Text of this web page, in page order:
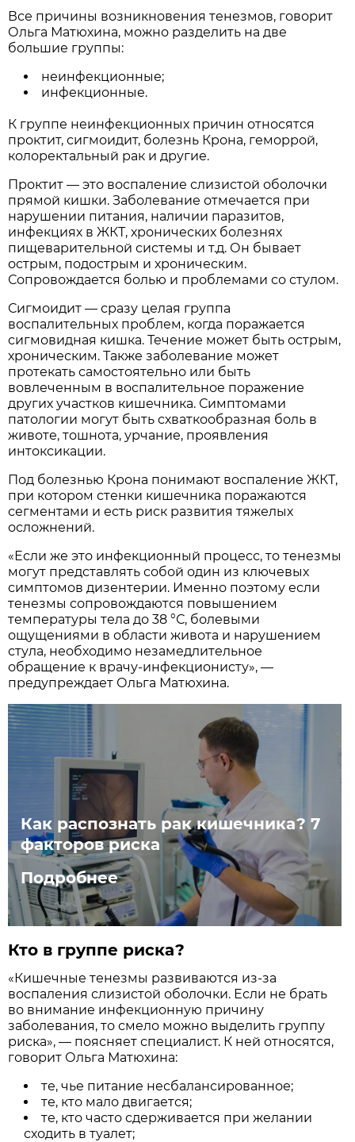
Все причины возникновения тенезмов, говорит
Ольга Матюхина, можно разделить на две
большие группы:
неинфекционные;
инфекционные.
К группе неинфекционных причин относятся
проктит, сигмоидит, болезнь Крона, геморрой,
колоректальный рак и другие.
Проктит — это воспаление слизистой оболочки
прямой кишки. Заболевание отмечается при
нарушении питания, наличии паразитов,
инфекциях в ЖКТ, хронических болезнях
пищеварительной системы и т.д. Он бывает
острым, подострым и хроническим.
Сопровождается болью и проблемами со стулом.
Сигмоидит — сразу целая группа
воспалительных проблем, когда поражается
сигмовидная кишка. Течение может быть острым,
хроническим. Также заболевание может
протекать самостоятельно или быть
вовлеченным в воспалительное поражение
других участков кишечника. Симптомами
патологии могут быть схваткообразная боль в
животе, тошнота, урчание, проявления
интоксикации.
Под болезнью Крона понимают воспаление ЖКТ,
при котором стенки кишечника поражаются
сегментами и есть риск развития тяжелых
осложнений.
«Если же это инфекционный процесс, то тенезмы
могут представлять собой один из ключевых
симптомов дизентерии. Именно поэтому если
тенезмы сопровождаются повышением
температуры тела до 38 °С, болевыми
ощущениями в области живота и нарушением
стула, необходимо незамедлительное
обращение к врачу-инфекционисту», —
предупреждает Ольга Матюхина.
Как распознать рак кишечника? 7
факторов риска
Подробнее
Кто в группе риска?
«Кишечные тенезмы развиваются из-за
воспаления слизистой оболочки. Если не брать
во внимание инфекционную причину
заболевания, то смело можно выделить группу
риска», — поясняет специалист. К ней относятся,
говорит Ольга Матюхина:
те, чье питание несбалансированное;
те, кто мало двигается;
те, кто часто сдерживается при желании
сходить в туалет;